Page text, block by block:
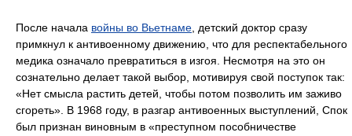
После начала войны во Вьетнаме , детский доктор сразу
примкнул к антивоенному движению, что для респектабельного
медика означало превратиться в изгоя. Несмотря на это он
сознательно делает такой выбор, мотивируя свой поступок так:
«Нет смысла растить детей, чтобы потом позволить им заживо
сгореть». В 1968 году, в разгар антивоенных выступлений, Спок
был признан виновным в «преступном пособничестве